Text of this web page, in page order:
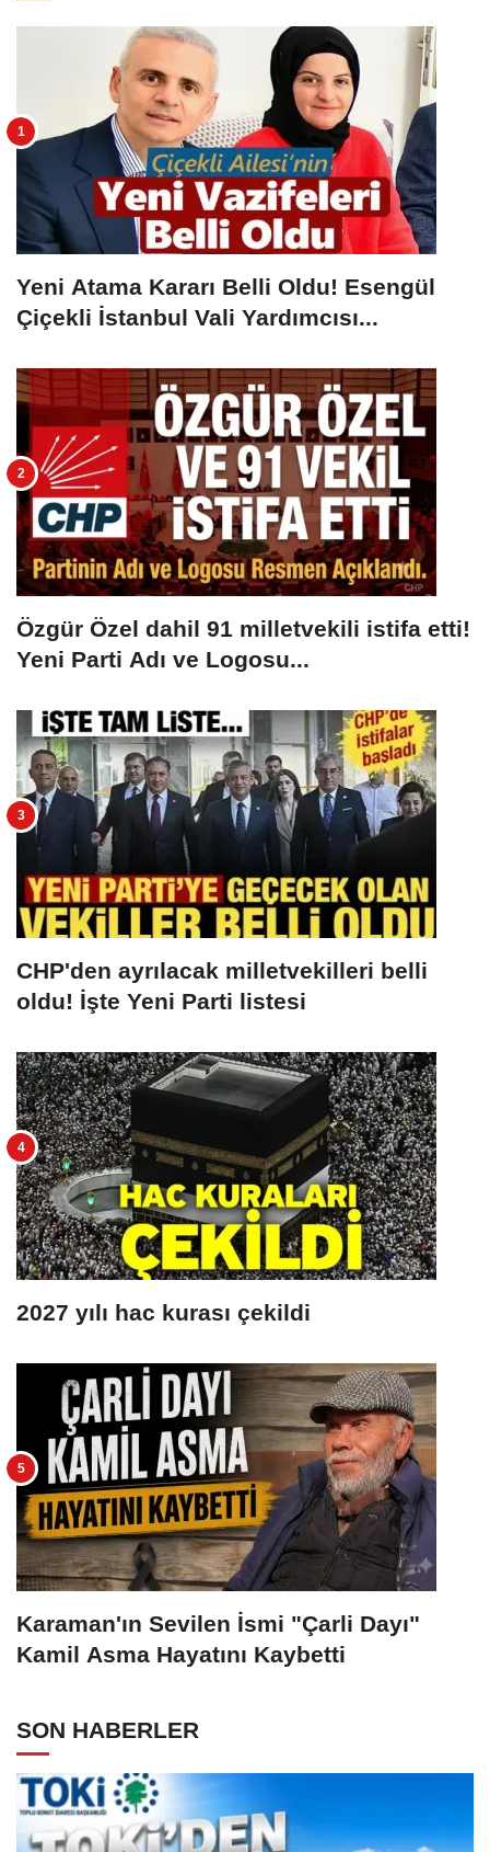
Yeni Atama Kararı Belli Oldu! Esengül
Çiçekli İstanbul Vali Yardımcısı...
Özgür Özel dahil 91 milletvekili istifa etti!
Yeni Parti Adı ve Logosu...
CHP'den ayrılacak milletvekilleri belli
oldu! İşte Yeni Parti listesi
2027 yılı hac kurası çekildi
Karaman'ın Sevilen İsmi "Çarli Dayı"
Kamil Asma Hayatını Kaybetti
SON HABERLER